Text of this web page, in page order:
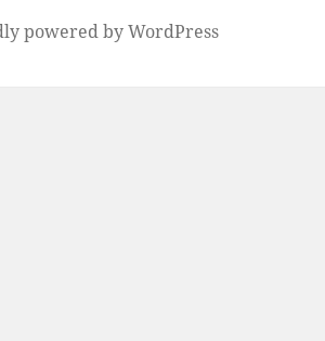
powered by WordPress